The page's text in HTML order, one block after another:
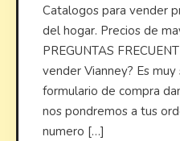
Catalogos para vender
del hogar. Precios de
PREGUNTAS
vender Vianney? Es
formulario de compra
nos pondremos a tus
numero […]